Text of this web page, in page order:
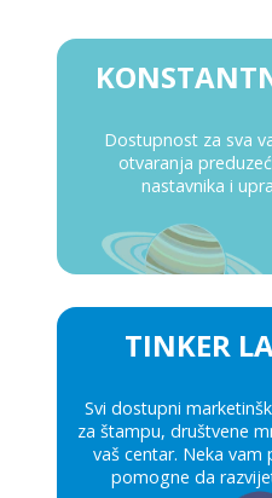
Dostupnost za sva
otvaranja
nastavnika i
TINKER
Svi dostupni
za štampu, društvene
vaš centar. Neka
pomogne da